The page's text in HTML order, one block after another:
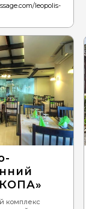
leopolis-
комплекс